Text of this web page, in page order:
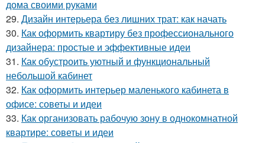
дома своими руками
29. Дизайн интерьера без лишних трат: как начать
30. Как оформить квартиру без профессионального
дизайнера: простые и эффективные идеи
31. Как обустроить уютный и функциональный
небольшой кабинет
32. Как оформить интерьер маленького кабинета в
офисе: советы и идеи
33. Как организовать рабочую зону в однокомнатной
квартире: советы и идеи